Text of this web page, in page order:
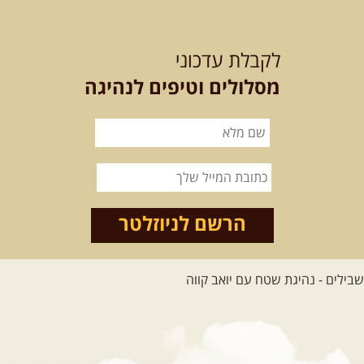
האם אתם מחפשים חוויה מיוחדת
בטבע? מחפשים חוויה שתעניק לכם ...
שישי- ממרומי
הגליל העליון למורדות הירדן
נצא מג'ש שבמורדות הר מירון, נמשיך
לאורך נחל דישון ונעצור ...[המשך]
לכל הטיולים
לקבלת עדכוני
מסלולים וטיפים לנהיגה
הרשם לניוזלטר